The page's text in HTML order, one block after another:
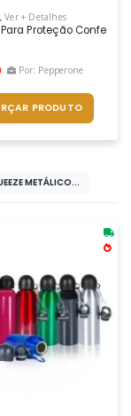
Higienizadas
Ver + Detalhes
Proteção
Por: Pepperone
PRODUTO
METÁLICO...